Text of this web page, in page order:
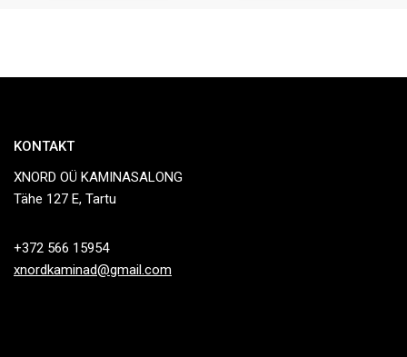
KONTAKT
XNORD OÜ KAMINASALONG
Tähe 127 E, Tartu
+372 566 15954
xnordkaminad@gmail.com